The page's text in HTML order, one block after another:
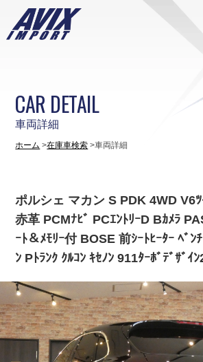
車両詳細
CAR DETAIL
ホーム 在庫車検索 車両詳細
ポルシェ マカン S PDK 4WD V6ﾂ
赤革 PCMﾅﾋﾞ PCｴﾝﾄﾘｰD Bｶﾒﾗ
ｰﾄ＆ﾒﾓﾘｰ付 BOSE 前ｼｰﾄﾋｰﾀｰ ﾍﾞﾝ
ﾝ Pﾄﾗﾝｸ ｸﾙｺﾝ ｷｾﾉﾝ 911ﾀｰﾎﾞﾃﾞｻﾞｲ